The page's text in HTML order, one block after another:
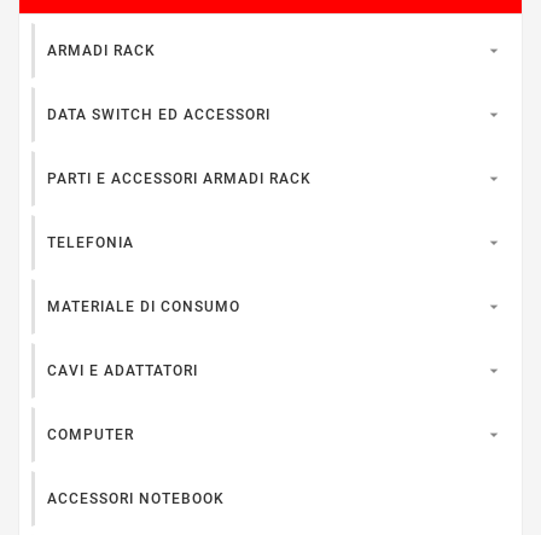
ARMADI RACK 
DATA SWITCH ED ACCESSORI 
PARTI E ACCESSORI ARMADI RACK 
TELEFONIA 
MATERIALE DI CONSUMO 
CAVI E ADATTATORI 
COMPUTER 
ACCESSORI NOTEBOOK